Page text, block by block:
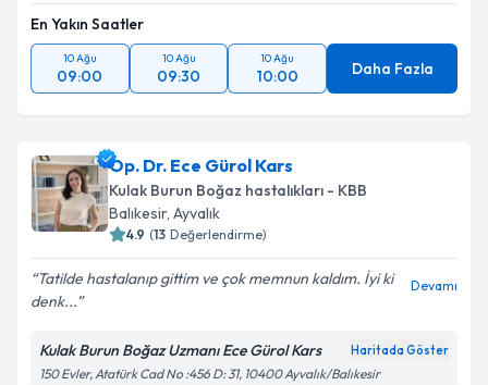
En Yakın Saatler
10 Ağu
09:00
10 Ağu
09:30
10 Ağu
10:00 Daha Fazla
Op. Dr. Ece Gürol Kars
Kulak Burun Boğaz hastalıkları - KBB
Balıkesir, Ayvalık
4.9 (13 Değerlendirme)
Tatilde hastalanıp gittim ve çok memnun kaldım. İyi ki
denk...
Devamı
Kulak Burun Boğaz Uzmanı Ece Gürol Kars Haritada Göster
150 Evler, Atatürk Cad No :456 D: 31, 10400 Ayvalık/Balıkesir